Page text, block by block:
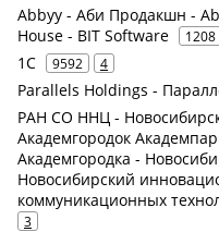
Abbyy - Аби Продакшн -
House - BIT Software
1208
1С 9592 4
Parallels Holdings -
РАН СО ННЦ -
Академгородок
Академгородка -
Новосибирский
коммуникационных
3